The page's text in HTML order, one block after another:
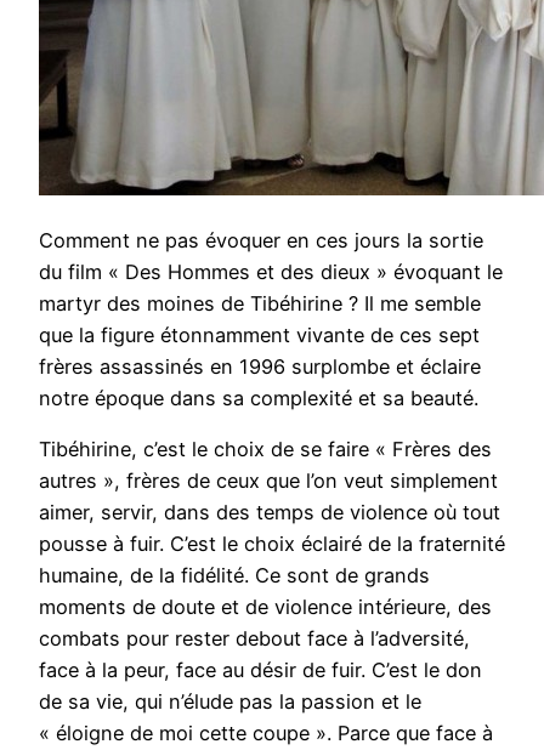
Comment ne pas évoquer en ces jours la sortie
du film « Des Hommes et des dieux » évoquant le
martyr des moines de Tibéhirine ? Il me semble
que la figure étonnamment vivante de ces sept
frères assassinés en 1996 surplombe et éclaire
notre époque dans sa complexité et sa beauté.
Tibéhirine, c’est le choix de se faire « Frères des
autres », frères de ceux que l’on veut simplement
aimer, servir, dans des temps de violence où tout
pousse à fuir. C’est le choix éclairé de la fraternité
humaine, de la fidélité. Ce sont de grands
moments de doute et de violence intérieure, des
combats pour rester debout face à l’adversité,
face à la peur, face au désir de fuir. C’est le don
de sa vie, qui n’élude pas la passion et le
« éloigne de moi cette coupe ». Parce que face à